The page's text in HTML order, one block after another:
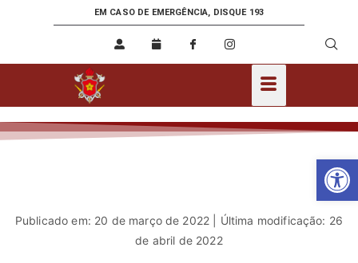
EM CASO DE EMERGÊNCIA, DISQUE 193
Publicado em: 20 de março de 2022 | Última modificação: 26
de abril de 2022